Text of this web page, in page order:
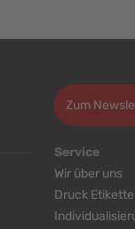
Zum
Service
Wir über uns
Druck